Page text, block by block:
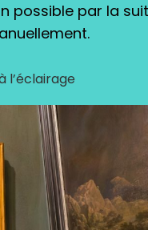
possible par la
l’éclairage